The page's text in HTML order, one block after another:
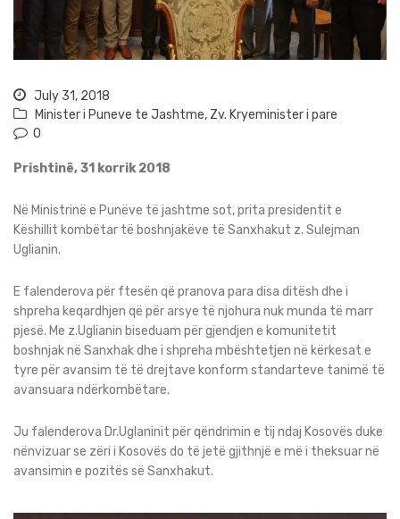
July 31, 2018
Minister i Puneve te Jashtme, Zv. Kryeminister i pare
0
Prishtinë, 31 korrik 2018
Në Ministrinë e Punëve të jashtme sot, prita presidentit e
Këshillit kombëtar të boshnjakëve të Sanxhakut z. Sulejman
Uglianin.
E falenderova për ftesën që pranova para disa ditësh dhe i
shpreha keqardhjen që për arsye të njohura nuk munda të marr
pjesë. Me z.Uglianin biseduam për gjendjen e komunitetit
boshnjak në Sanxhak dhe i shpreha mbështetjen në kërkesat e
tyre për avansim të të drejtave konform standarteve tanimë të
avansuara ndërkombëtare.
Ju falenderova Dr.Uglaninit për qëndrimin e tij ndaj Kosovës duke
nënvizuar se zëri i Kosovës do të jetë gjithnjë e më i theksuar në
avansimin e pozitës së Sanxhakut.